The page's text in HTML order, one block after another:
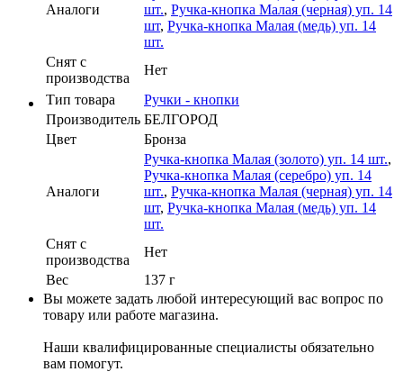
Аналоги
шт., Ручка-кнопка Малая (черная) уп. 14
шт, Ручка-кнопка Малая (медь) уп. 14
шт.
Cнят с
производства
Нет
Тип товара
Ручки - кнопки
Производитель БЕЛГОРОД
Цвет
Бронза
Аналоги
Ручка-кнопка Малая (золото) уп. 14 шт.,
Ручка-кнопка Малая (серебро) уп. 14
шт., Ручка-кнопка Малая (черная) уп. 14
шт, Ручка-кнопка Малая (медь) уп. 14
шт.
Cнят с
производства
Нет
Вес
137 г
Вы можете задать любой интересующий вас вопрос по
товару или работе магазина.
Наши квалифицированные специалисты обязательно
вам помогут.